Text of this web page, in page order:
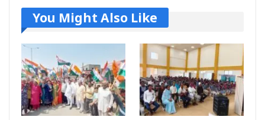
You Might Also Like